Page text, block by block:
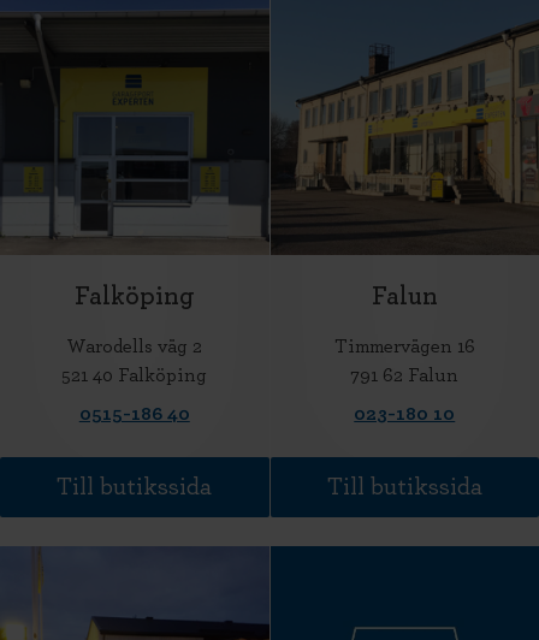
Falköping
Warodells väg 2
521 40 Falköping
0515-186 40
Till butikssida
Falun
Timmervägen 16
791 62 Falun
023-180 10
Till butikssida